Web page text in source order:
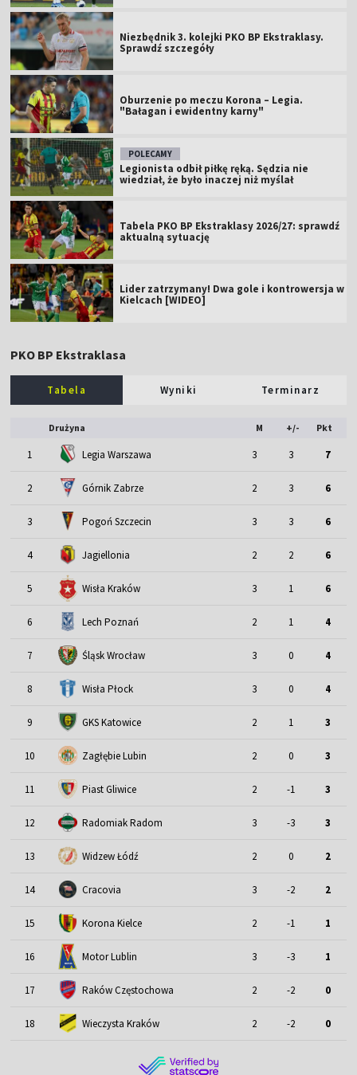
Niezbędnik 3. kolejki PKO BP Ekstraklasy.
Sprawdź szczegóły
Oburzenie po meczu Korona – Legia.
"Bałagan i ewidentny karny"
POLECAMY
Legionista odbił piłkę ręką. Sędzia nie
wiedział, że było inaczej niż myślał
Tabela PKO BP Ekstraklasy 2026/27: sprawdź
aktualną sytuację
Lider zatrzymany! Dwa gole i kontrowersja w
Kielcach [WIDEO]
PKO BP Ekstraklasa
Tabela Wyniki Terminarz
Drużyna M +/- Pkt
1 Legia Warszawa 3 3 7
2 Górnik Zabrze 2 3 6
3 Pogoń Szczecin 3 3 6
4 Jagiellonia 2 2 6
5 Wisła Kraków 3 1 6
6 Lech Poznań 2 1 4
7 Śląsk Wrocław 3 0 4
8 Wisła Płock 3 0 4
9 GKS Katowice 2 1 3
10 Zagłębie Lubin 2 0 3
11 Piast Gliwice 2 -1 3
12 Radomiak Radom 3 -3 3
13 Widzew Łódź 2 0 2
14 Cracovia 3 -2 2
15 Korona Kielce 2 -1 1
16 Motor Lublin 3 -3 1
17 Raków Częstochowa 2 -2 0
18 Wieczysta Kraków 2 -2 0